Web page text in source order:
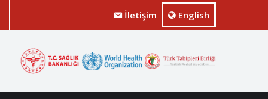
İletişim English